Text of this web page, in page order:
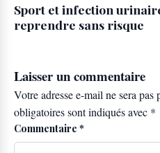
Sport et infection
reprendre sans risque
Laisser un commentaire
Votre adresse e-mail ne sera pas
obligatoires sont indiqués avec *
Commentaire *